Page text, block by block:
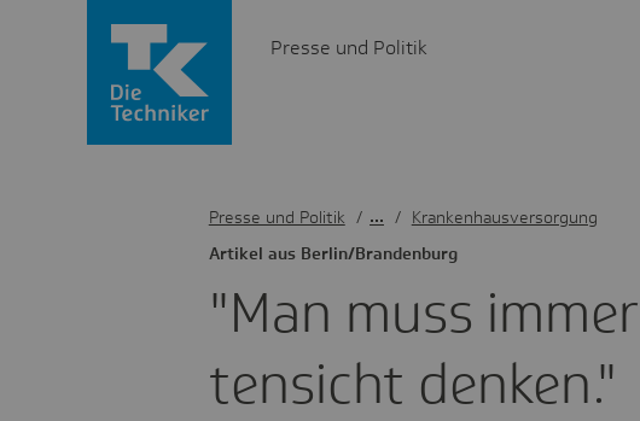
Presse und Politik
"Man muss
ten­sicht denken."
Artikel aus Berlin/Bran­den­burg
Presse und Politik / Krankenhausversorgung